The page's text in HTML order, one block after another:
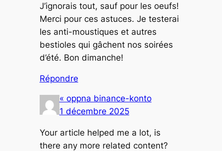
J’ignorais tout, sauf pour les oeufs!
Merci pour ces astuces. Je testerai
les anti-moustiques et autres
bestioles qui gâchent nos soirées
d’été. Bon dimanche!
Répondre
« oppna binance-konto
1 décembre 2025
Your article helped me a lot, is
there any more related content?